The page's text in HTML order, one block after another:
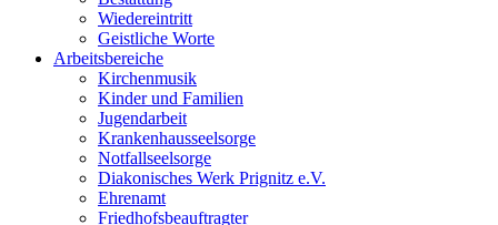
Wiedereintritt
Geistliche Worte
Arbeitsbereiche
Kirchenmusik
Kinder und Familien
Jugendarbeit
Krankenhausseelsorge
Notfallseelsorge
Diakonisches Werk Prignitz e.V.
Ehrenamt
Friedhofsbeauftragter